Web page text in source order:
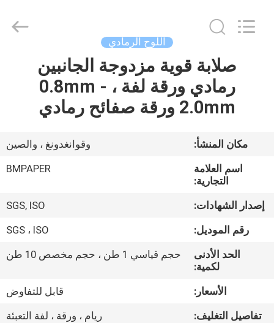
المنزل
المنتجات
معلومات
جولة
المصنع
مراقبة
الجودة
BMPAPER
CO.,LTD.
اللوح الرمادي
صلابة قوية مزدوجة الجانبين
رمادي ورقة لفة ، 0.8mm -
2.0mm ورقة صفائح رمادي
مكان المنشأ:
وقوانغدونغ ، والصين
اسم العلامة
التجارية:
BMPAPER
إصدار الشهادات:
SGS, ISO
رقم الموديل:
SGS ، ISO
الحد الأدنى
لكمية:
حجم قياسي 1 طن ، حجم مخصص 10 طن
الأسعار:
قابل للتفاوض
تفاصيل التغليف:
ريام ، ورقة ، لفة التعبئة